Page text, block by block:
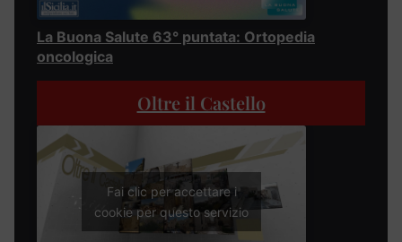
La Buona Salute 63° puntata: Ortopedia
oncologica
Oltre il Castello
Fai clic per accettare i
cookie per questo servizio